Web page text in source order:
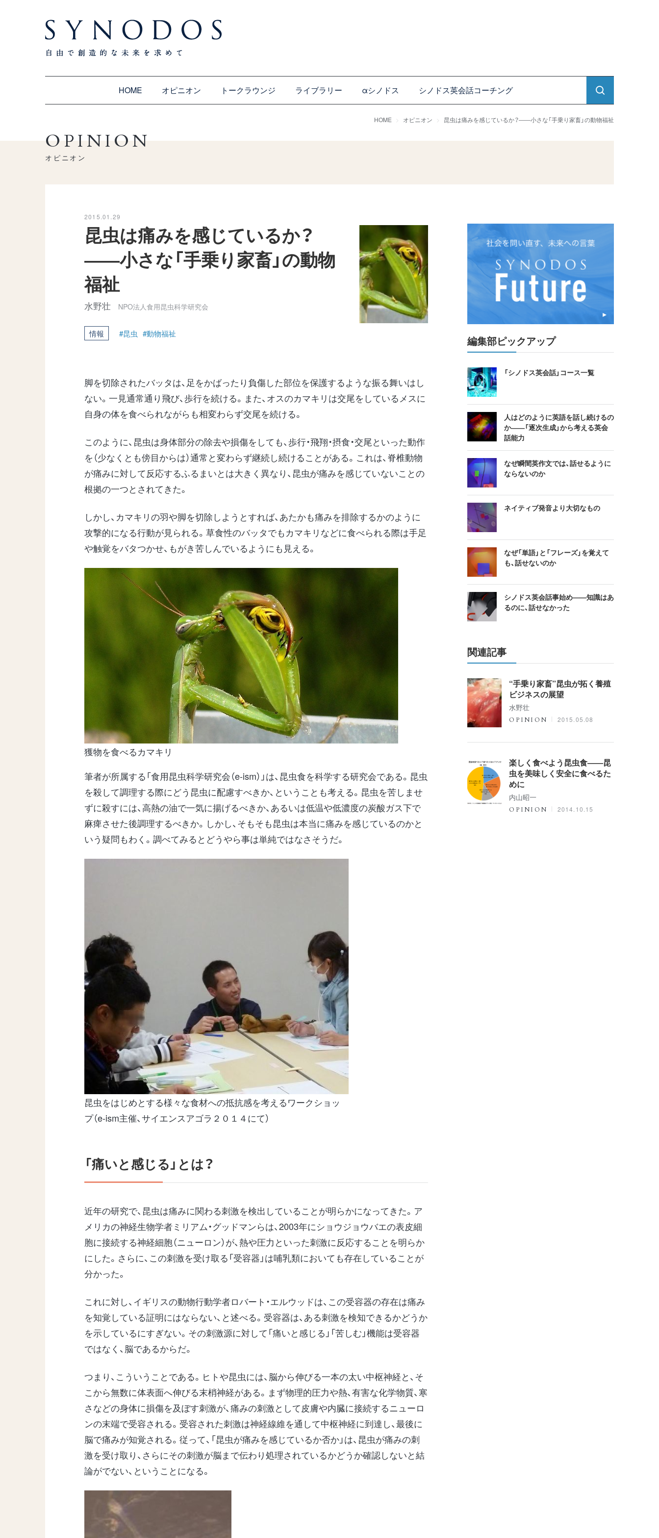
HOME オピニオン トークラウンジ ライブラリー αシノドス シノドス英会話コーチング
HOME オピニオン 昆虫は痛みを感じているか？――小さな「手乗り家畜」の動物福祉
OPINION
オピニオン
2015.01.29
昆虫は痛みを感じているか？
――小さな「手乗り家畜」の動物
福祉
水野壮 NPO法人食用昆虫科学研究会
情報 #昆虫 #動物福祉
脚を切除されたバッタは、足をかばったり負傷した部位を保護するような振る舞いはし
ない。一見通常通り飛び、歩行を続ける。また、オスのカマキリは交尾をしているメスに
自身の体を食べられながらも相変わらず交尾を続ける。
このように、昆虫は身体部分の除去や損傷をしても、歩行・飛翔・摂食・交尾といった動作
を（少なくとも傍目からは）通常と変わらず継続し続けることがある。これは、脊椎動物
が痛みに対して反応するふるまいとは大きく異なり、昆虫が痛みを感じていないことの
根拠の一つとされてきた。
しかし、カマキリの羽や脚を切除しようとすれば、あたかも痛みを排除するかのように
攻撃的になる行動が見られる。草食性のバッタでもカマキリなどに食べられる際は手足
や触覚をバタつかせ、もがき苦しんでいるようにも見える。
獲物を食べるカマキリ
筆者が所属する「食用昆虫科学研究会（e-ism）」は、昆虫食を科学する研究会である。昆虫
を殺して調理する際にどう昆虫に配慮すべきか、ということも考える。昆虫を苦しませ
ずに殺すには、高熱の油で一気に揚げるべきか、あるいは低温や低濃度の炭酸ガス下で
麻痺させた後調理するべきか。しかし、そもそも昆虫は本当に痛みを感じているのかと
いう疑問もわく。調べてみるとどうやら事は単純ではなさそうだ。
昆虫をはじめとする様々な食材への抵抗感を考えるワークショッ
プ（e-ism主催、サイエンスアゴラ２０１４にて）
「痛いと感じる」とは？
近年の研究で、昆虫は痛みに関わる刺激を検出していることが明らかになってきた。ア
メリカの神経生物学者ミリアム・グッドマンらは、2003年にショウジョウバエの表皮細
胞に接続する神経細胞（ニューロン）が、熱や圧力といった刺激に反応することを明らか
にした。さらに、この刺激を受け取る「受容器」は哺乳類においても存在していることが
分かった。
これに対し、イギリスの動物行動学者ロバート・エルウッドは、この受容器の存在は痛み
を知覚している証明にはならない、と述べる。受容器は、ある刺激を検知できるかどうか
を示しているにすぎない。その刺激源に対して「痛いと感じる」「苦しむ」機能は受容器
ではなく、脳であるからだ。
つまり、こういうことである。ヒトや昆虫には、脳から伸びる一本の太い中枢神経と、そ
こから無数に体表面へ伸びる末梢神経がある。まず物理的圧力や熱、有害な化学物質、寒
さなどの身体に損傷を及ぼす刺激が、痛みの刺激として皮膚や内臓に接続するニューロ
ンの末端で受容される。受容された刺激は神経線維を通して中枢神経に到達し、最後に
脳で痛みが知覚される。従って、「昆虫が痛みを感じているか否か」は、昆虫が痛みの刺
激を受け取り、さらにその刺激が脳まで伝わり処理されているかどうか確認しないと結
論がでない、ということになる。
編集部ピックアップ
「シノドス英会話」コース一覧
人はどのように英語を話し続けるの
か――「逐次生成」から考える英会
話能力
なぜ瞬間英作文では、話せるように
ならないのか
ネイティブ発音より大切なもの
なぜ「単語」と「フレーズ」を覚えて
も、話せないのか
シノドス英会話事始め——知識はあ
るのに、話せなかった
関連記事
“手乗り家畜”昆虫が拓く養殖
ビジネスの展望
水野壮
OPINION 2015.05.08
楽しく食べよう昆虫食――昆
虫を美味しく安全に食べるた
めに
内山昭一
OPINION 2014.10.15